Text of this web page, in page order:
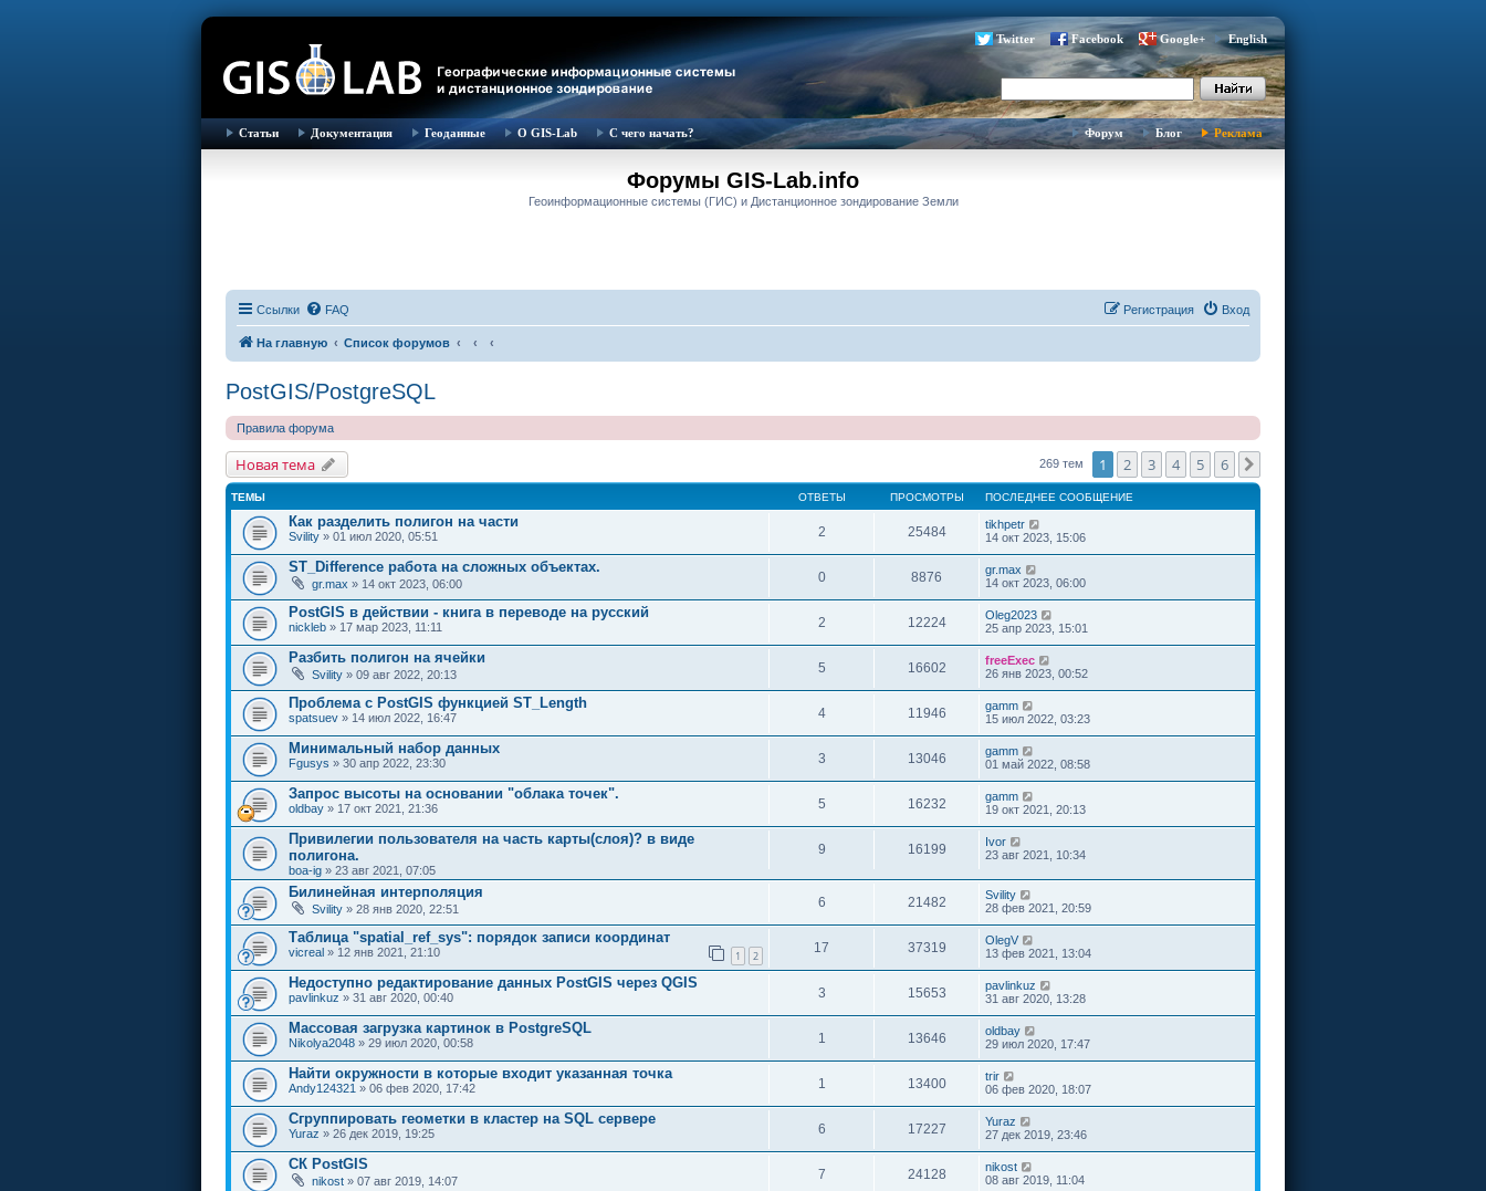
Twitter Facebook Google+ English
Статьи Документация Геоданные О GIS-Lab С чего начать? Форум Блог Реклама
Форумы GIS-Lab.info
Геоинформационные системы (ГИС) и Дистанционное зондирование Земли
Ссылки FAQ Вход
Регистрация
На главную Список форумов
PostGIS/PostgreSQL
Правила форума
Новая тема 269 тем 1 2 3 4 5 6
ТЕМЫ ОТВЕТЫ ПРОСМОТРЫ ПОСЛЕДНЕЕ СООБЩЕНИЕ
Как разделить полигон на части
Svility » 01 июл 2020, 05:51 2 25484
tikhpetr
14 окт 2023, 15:06
ST_Difference работа на сложных объектах.
gr.max » 14 окт 2023, 06:00 0 8876
gr.max
14 окт 2023, 06:00
PostGIS в действии - книга в переводе на русский
nickleb » 17 мар 2023, 11:11 2 12224
Oleg2023
25 апр 2023, 15:01
Разбить полигон на ячейки
Svility » 09 авг 2022, 20:13 5 16602
freeExec
26 янв 2023, 00:52
Проблема с PostGIS функцией ST_Length
spatsuev » 14 июл 2022, 16:47 4 11946
gamm
15 июл 2022, 03:23
Минимальный набор данных
Fgusys » 30 апр 2022, 23:30 3 13046
gamm
01 май 2022, 08:58
Запрос высоты на основании "облака точек".
oldbay » 17 окт 2021, 21:36 5 16232
gamm
19 окт 2021, 20:13
Привилегии пользователя на часть карты(слоя)? в виде
полигона.
boa-ig » 23 авг 2021, 07:05
9 16199
Ivor
23 авг 2021, 10:34
Билинейная интерполяция
Svility » 28 янв 2020, 22:51 6 21482
Svility
28 фев 2021, 20:59
Таблица "spatial_ref_sys": порядок записи координат
vicreal » 12 янв 2021, 21:10 1 2
17 37319
OlegV
13 фев 2021, 13:04
Недоступно редактирование данных PostGIS через QGIS
pavlinkuz » 31 авг 2020, 00:40 3 15653
pavlinkuz
31 авг 2020, 13:28
Массовая загрузка картинок в PostgreSQL
Nikolya2048 » 29 июл 2020, 00:58 1 13646
oldbay
29 июл 2020, 17:47
Найти окружности в которые входит указанная точка
Andy124321 » 06 фев 2020, 17:42 1 13400
trir
06 фев 2020, 18:07
Сгруппировать геометки в кластер на SQL сервере
Yuraz » 26 дек 2019, 19:25 6 17227
Yuraz
27 дек 2019, 23:46
СК PostGIS
nikost » 07 авг 2019, 14:07 7 24128
nikost
08 авг 2019, 11:04